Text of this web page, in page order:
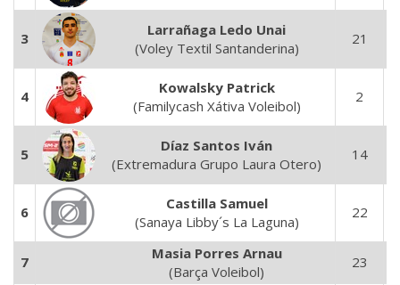
3
Larrañaga Ledo Unai
(Voley Textil Santanderina)
21
4
Kowalsky Patrick
(Familycash Xátiva Voleibol)
2
5
Díaz Santos Iván
(Extremadura Grupo Laura Otero)
14
6
Castilla Samuel
(Sanaya Libby´s La Laguna)
22
7
Masia Porres Arnau
(Barça Voleibol)
23